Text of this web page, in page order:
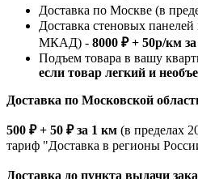
Доставка по Москве (в
Доставка стеновых
МКАД) - 8000 ₽ + 50р/км
Подъем товара в вашу
если товар легкий и
Доставка по Московской
500 ₽ + 50 ₽ за 1 км (в пределах
тариф "Доставка в регионы
Доставка до пункта выдачи